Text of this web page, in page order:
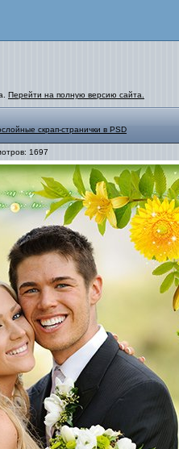
Перейти на полную версию сайта.
скрап-странички в PSD
1697